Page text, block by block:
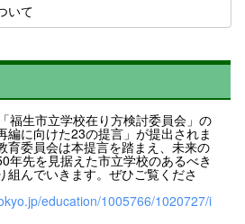
いて
福生市立学校在り方検討委員会」の
編に向けた23の提言」が提出されま
育委員会は本提言を踏まえ、未来の
年先を見据えた市立学校のあるべき
組んでいきます。ぜひご覧くださ
education/1005766/1020727/i